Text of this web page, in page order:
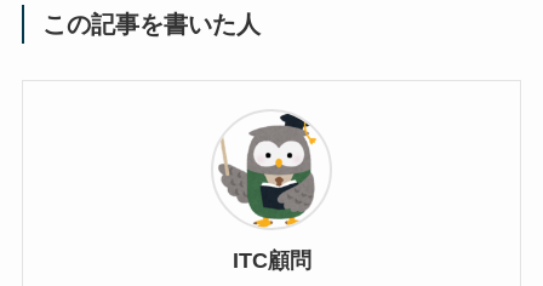
この記事を書いた人
ITC顧問